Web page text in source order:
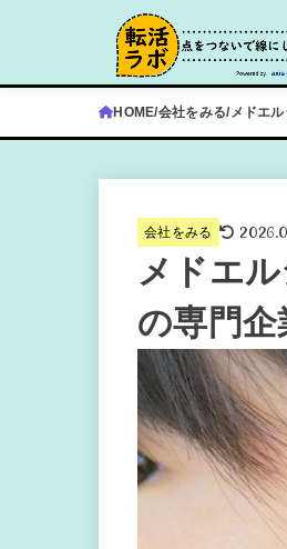
HOME 会社をみる メドエ
会社をみる
メドエ
の専門企